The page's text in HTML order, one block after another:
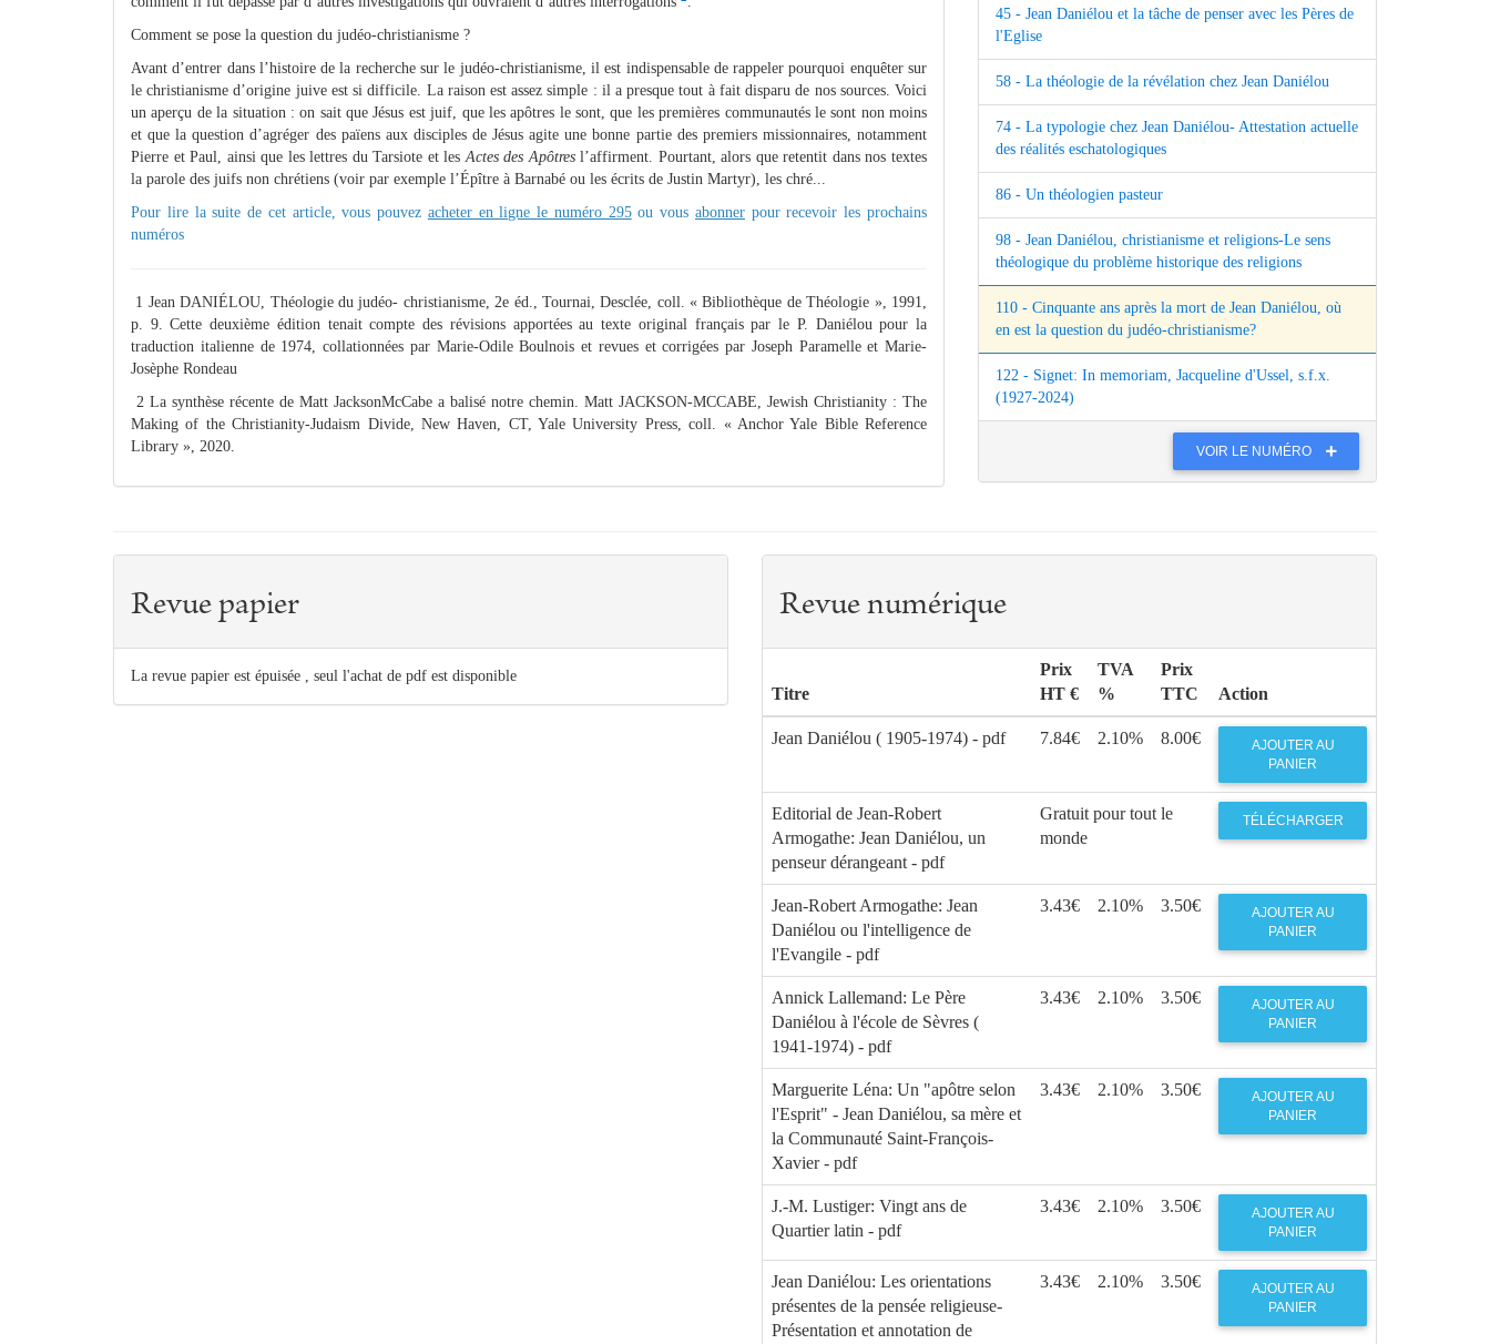
Comment se pose la question du judéo-christianisme ?
Avant d’entrer dans l’histoire de la recherche sur le judéo-christianisme, il est indispensable de rappeler pourquoi enquêter sur
le christianisme d’origine juive est si difficile. La raison est assez simple : il a presque tout à fait disparu de nos sources. Voici
un aperçu de la situation : on sait que Jésus est juif, que les apôtres le sont, que les premières communautés le sont non moins
et que la question d’agréger des païens aux disciples de Jésus agite une bonne partie des premiers missionnaires, notamment
Pierre et Paul, ainsi que les lettres du Tarsiote et les Actes des Apôtresl’affirment. Pourtant, alors que retentit dans nos textes
la parole des juifs non chrétiens (voir par exemple l’Épître à Barnabé ou les écrits de Justin Martyr), les chré...
Pour lire la suite de cet article, vous pouvez acheter en ligne le numéro 295ou vous abonnerpour recevoir les prochains
numéros
1 Jean DANIÉLOU, Théologie du judéo- christianisme, 2e éd., Tournai, Desclée, coll. « Bibliothèque de Théologie », 1991,
p. 9. Cette deuxième édition tenait compte des révisions apportées au texte original français par le P. Daniélou pour la
traduction italienne de 1974, collationnées par Marie-Odile Boulnois et revues et corrigées par Joseph Paramelle et Marie-
Josèphe Rondeau
2 La synthèse récente de Matt JacksonMcCabe a balisé notre chemin. Matt JACKSON-MCCABE, Jewish Christianity : The
Making of the Christianity-Judaism Divide, New Haven, CT, Yale University Press, coll. « Anchor Yale Bible Reference
Library », 2020.
45 - Jean Daniélou et la tâche de penser avec les Pères de
l'Eglise
58 - La théologie de la révélation chez Jean Daniélou
74 - La typologie chez Jean Daniélou- Attestation actuelle
des réalités eschatologiques
86 - Un théologien pasteur
98 - Jean Daniélou, christianisme et religions-Le sens
théologique du problème historique des religions
110 - Cinquante ans après la mort de Jean Daniélou, où
en est la question du judéo-christianisme?
122 - Signet: In memoriam, Jacqueline d'Ussel, s.f.x.
(1927-2024)
VOIR LE NUMÉRO
Revue papier
La revue papier est épuisée , seul l'achat de pdf est disponible
Revue numérique
Titre
Prix
HT €
TVA
%
Prix
TTC
Action
Jean Daniélou ( 1905-1974) - pdf 7.84€ 2.10% 8.00€
AJOUTER AU
PANIER
Editorial de Jean-Robert
Armogathe: Jean Daniélou, un
penseur dérangeant - pdf
Gratuit pour tout le
monde
TÉLÉCHARGER
Jean-Robert Armogathe: Jean
Daniélou ou l'intelligence de
l'Evangile - pdf
3.43€ 2.10% 3.50€
AJOUTER AU
PANIER
Annick Lallemand: Le Père
Daniélou à l'école de Sèvres (
1941-1974) - pdf
3.43€ 2.10% 3.50€
AJOUTER AU
PANIER
Marguerite Léna: Un "apôtre selon
l'Esprit" - Jean Daniélou, sa mère et
la Communauté Saint-François-
Xavier - pdf
3.43€ 2.10% 3.50€
AJOUTER AU
PANIER
J.-M. Lustiger: Vingt ans de
Quartier latin - pdf
3.43€ 2.10% 3.50€
AJOUTER AU
PANIER
Jean Daniélou: Les orientations
présentes de la pensée religieuse-
Présentation et annotation de
3.43€ 2.10% 3.50€
AJOUTER AU
PANIER